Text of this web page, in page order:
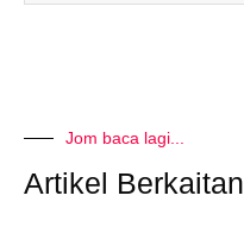
Jom baca lagi...
Artikel Berkaitan